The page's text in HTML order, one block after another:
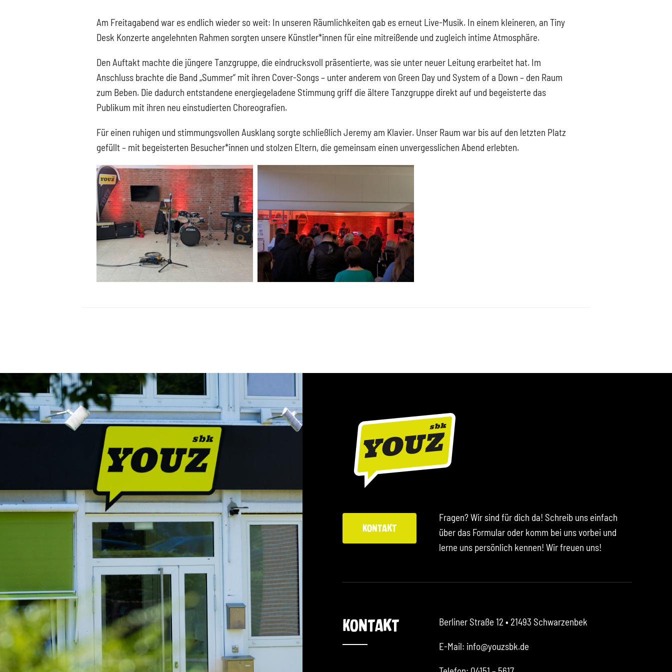
Am Freitagabend war es endlich wieder so weit: In unseren Räumlichkeiten gab es erneut Live-Musik. In einem kleineren, an Tiny
Desk Konzerte angelehnten Rahmen sorgten unsere Künstler*innen für eine mitreißende und zugleich intime Atmosphäre.
Den Auftakt machte die jüngere Tanzgruppe, die eindrucksvoll präsentierte, was sie unter neuer Leitung erarbeitet hat. Im
Anschluss brachte die Band „Summer“ mit ihren Cover-Songs – unter anderem von Green Day und System of a Down – den Raum
zum Beben. Die dadurch entstandene energiegeladene Stimmung griff die ältere Tanzgruppe direkt auf und begeisterte das
Publikum mit ihren neu einstudierten Choreografien.
Für einen ruhigen und stimmungsvollen Ausklang sorgte schließlich Jeremy am Klavier. Unser Raum war bis auf den letzten Platz
gefüllt – mit begeisterten Besucher*innen und stolzen Eltern, die gemeinsam einen unvergesslichen Abend erlebten.
Kontakt
Fragen? Wir sind für dich da! Schreib uns einfach
über das Formular oder komm bei uns vorbei und
lerne uns persönlich kennen! Wir freuen uns!
Kontakt Berliner Straße 12 • 21493 Schwarzenbek
E-Mail: info@youzsbk.de